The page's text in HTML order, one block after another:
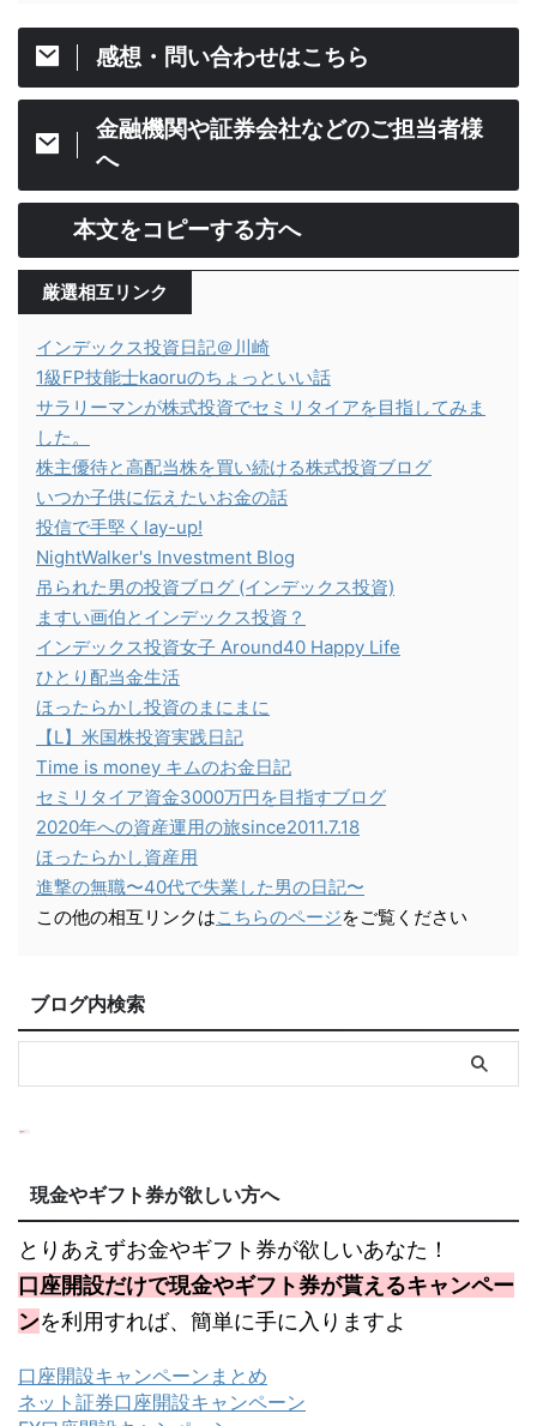
感想・問い合わせはこちら
金融機関や証券会社などのご担当者様
へ
本文をコピーする方へ
厳選相互リンク
インデックス投資日記＠川崎
1級FP技能士kaoruのちょっといい話
サラリーマンが株式投資でセミリタイアを目指してみま
した。
株主優待と高配当株を買い続ける株式投資ブログ
いつか子供に伝えたいお金の話
投信で手堅くlay-up!
NightWalker's Investment Blog
吊られた男の投資ブログ (インデックス投資)
ますい画伯とインデックス投資？
インデックス投資女子 Around40 Happy Life
ひとり配当金生活
ほったらかし投資のまにまに
【L】米国株投資実践日記
Time is money キムのお金日記
セミリタイア資金3000万円を目指すブログ
2020年への資産運用の旅since2011.7.18
ほったらかし資産用
進撃の無職〜40代で失業した男の日記〜
この他の相互リンクはこちらのページをご覧ください
ブログ内検索
現金やギフト券が欲しい方へ
とりあえずお金やギフト券が欲しいあなた！
口座開設だけで現金やギフト券が貰えるキャンペー
ンを利用すれば、簡単に手に入りますよ
口座開設キャンペーンまとめ
ネット証券口座開設キャンペーン